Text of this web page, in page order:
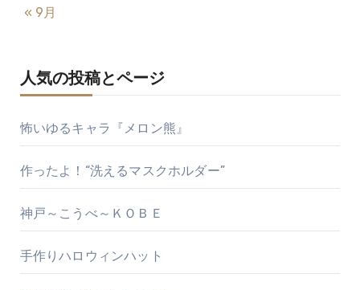
« 9月
人気の投稿とページ
怖いゆるキャラ『メロン熊』
作ったよ！“洗えるマスクホルダー”
神戸～こうべ～ＫＯＢＥ
手作りハロウィンハット